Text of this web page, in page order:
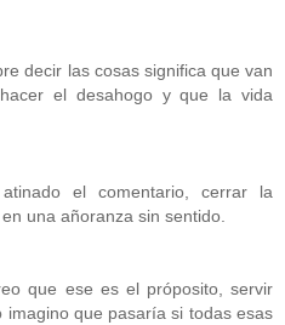
decir las cosas significa que van
el desahogo y que la vida
el comentario, cerrar la
una añoranza sin sentido.
que ese es el próposito, servir
imagino que pasaría si todas esas